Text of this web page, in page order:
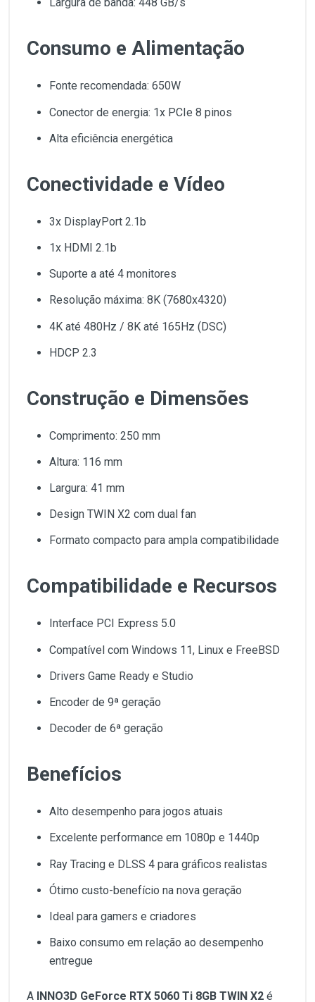
Largura de banda: 448 GB/s
Consumo e Alimentação
Fonte recomendada: 650W
Conector de energia: 1x PCIe 8 pinos
Alta eficiência energética
Conectividade e Vídeo
3x DisplayPort 2.1b
1x HDMI 2.1b
Suporte a até 4 monitores
Resolução máxima: 8K (7680x4320)
4K até 480Hz / 8K até 165Hz (DSC)
HDCP 2.3
Construção e Dimensões
Comprimento: 250 mm
Altura: 116 mm
Largura: 41 mm
Design TWIN X2 com dual fan
Formato compacto para ampla compatibilidade
Compatibilidade e Recursos
Interface PCI Express 5.0
Compatível com Windows 11, Linux e FreeBSD
Drivers Game Ready e Studio
Encoder de 9ª geração
Decoder de 6ª geração
Benefícios
Alto desempenho para jogos atuais
Excelente performance em 1080p e 1440p
Ray Tracing e DLSS 4 para gráficos realistas
Ótimo custo-benefício na nova geração
Ideal para gamers e criadores
Baixo consumo em relação ao desempenho
entregue
A INNO3D GeForce RTX 5060 Ti 8GB TWIN X2 é